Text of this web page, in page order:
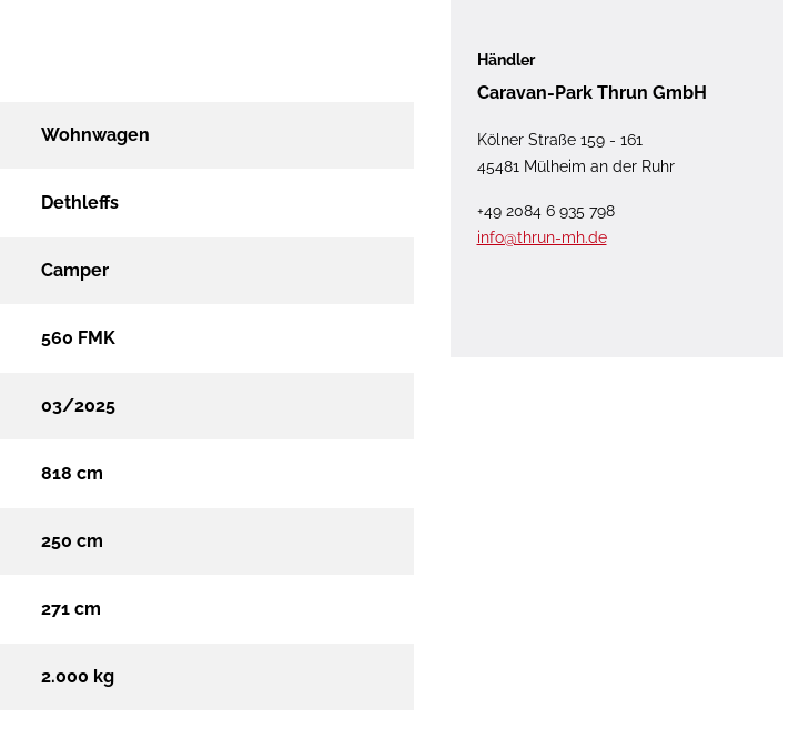
Händler
Caravan-Park Thrun GmbH
Kölner Straße 159 - 161
45481 Mülheim an der Ruhr
+49 2084 6 935 798
info@thrun-mh.de
Wohnwagen
Dethleffs
Camper
560 FMK
03/2025
818 cm
250 cm
271 cm
2.000 kg